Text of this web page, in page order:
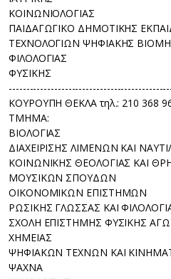
ΚΟΙΝΩΝΙΟΛΟΓΙΑΣ
ΠΑΙΔΑΓΩΓΙΚΟ ΔΗΜΟΤΙΚΗΣ
ΤΕΧΝΟΛΟΓΙΩΝ ΨΗΦΙΑΚΗΣ
ΦΙΛΟΛΟΓΙΑΣ
ΦΥΣΙΚΗΣ
ΚΟΥΡΟΥΠΗ ΘΕΚΛΑ τηλ.: 210 368
TMHMA:
ΒΙΟΛΟΓΙΑΣ
ΔΙΑΧΕΙΡΙΣΗΣ ΛΙΜΕΝΩΝ ΚΑΙ
ΚΟΙΝΩΝΙΚΗΣ ΘΕΟΛΟΓΙΑΣ ΚΑΙ
ΜΟΥΣΙΚΩΝ ΣΠΟΥΔΩΝ
ΟΙΚΟΝΟΜΙΚΩΝ ΕΠΙΣΤΗΜΩΝ
ΡΩΣΙΚΗΣ ΓΛΩΣΣΑΣ ΚΑΙ
ΣΧΟΛΗ ΕΠΙΣΤΗΜΗΣ ΦΥΣΙΚΗΣ
ΧΗΜΕΙΑΣ
ΨΗΦΙΑΚΩΝ ΤΕΧΝΩΝ ΚΑΙ
ΨΑΧΝΑ